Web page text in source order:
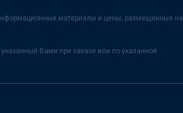
материалы и цены, размещенные на
Вами при заказе или по указанной